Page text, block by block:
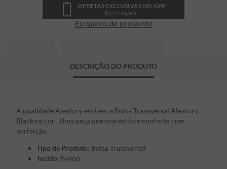
OFERTAS EXCLUSIVAS NO APP
Baixe Agora!
Eu quero de presente
DESCRIÇÃO DO PRODUTO
A qualidade Aleatory está em a Bolsa Transversal Aleatory
Black na cor . Uma peça que une estilo e conforto com
perfeição.
Tipo de Produto: Bolsa Transversal
Tecido: Nylon